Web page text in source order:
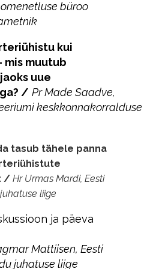
büroo
kui
mis muutub
uue
/ Pr Made Saadve,
keskkonnakorralduse
tasub tähele panna
/ Hr Urmas Mardi, Eesti
liige
ja päeva
Mattiisen, Eesti
juhatuse liige